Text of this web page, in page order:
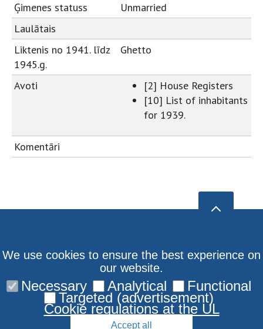
Ģimenes statuss
Unmarried
Laulātais
Liktenis no 1941. līdz
1945.g.
Ghetto
Avoti
[2] House Registers
[10] List of inhabitants
for 1939.
Komentāri
We use cookies to ensure the best experience on
our website.
Necessary Analytical Functional
Targeted (advertisement)
Cookie regulations at the UL
Accept all